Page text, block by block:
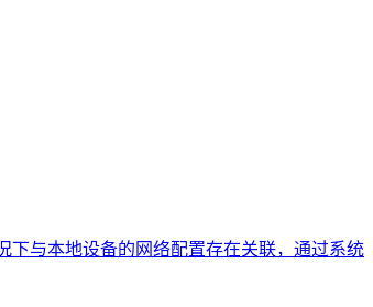
下与本地设备的网络配置存在关联，通过系统